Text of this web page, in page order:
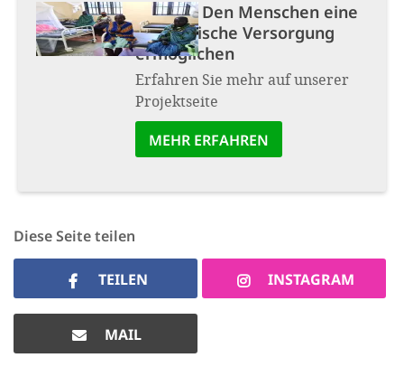
Projekt: Den Menschen eine
medizinische Versorgung
ermöglichen
Erfahren Sie mehr auf unserer
Projektseite
MEHR ERFAHREN
Diese Seite teilen
TEILEN INSTAGRAM
MAIL